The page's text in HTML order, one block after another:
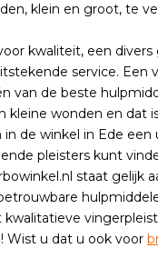
klein en groot, te
kwaliteit, een divers
service. Een
van de beste
kleine wonden en dat
in de winkel in Ede een
pleisters kunt
staat gelijk
Wist u dat u ook voor